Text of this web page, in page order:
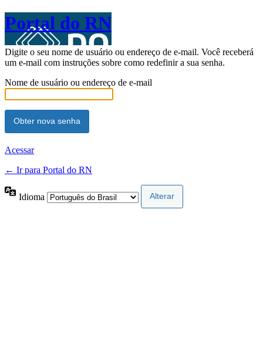
Portal do RN
Digite o seu nome de usuário ou endereço de e-mail. Você receberá
um e-mail com instruções sobre como redefinir a sua senha.
Nome de usuário ou endereço de e-mail
Acessar
← Ir para Portal do RN
Idioma